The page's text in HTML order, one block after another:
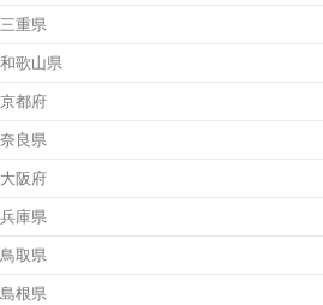
三重県
和歌山県
京都府
奈良県
大阪府
兵庫県
鳥取県
島根県